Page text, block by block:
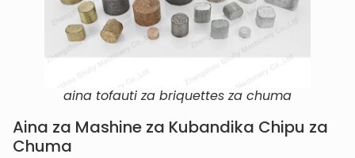
aina tofauti za briquettes za chuma
Aina za Mashine za Kubandika Chipu za
Chuma